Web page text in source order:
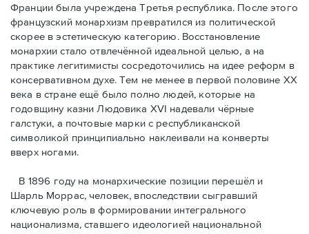
Франции была учреждена Третья республика. После этого
французский монархизм превратился из политической
скорее в эстетическую категорию. Восстановление
монархии стало отвлечённой идеальной целью, а на
практике легитимисты сосредоточились на идее реформ в
консервативном духе. Тем не менее в первой половине ХХ
века в стране ещё было полно людей, которые на
годовщину казни Людовика XVI надевали чёрные
галстуки, а почтовые марки с республиканской
символикой принципиально наклеивали на конверты
вверх ногами.
В 1896 году на монархические позиции перешёл и
Шарль Моррас, человек, впоследствии сыгравший
ключевую роль в формировании интегрального
национализма, ставшего идеологией национальной